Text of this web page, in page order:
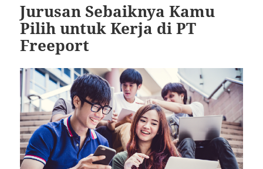
Jurusan Sebaiknya Kamu
Pilih untuk Kerja di PT
Freeport